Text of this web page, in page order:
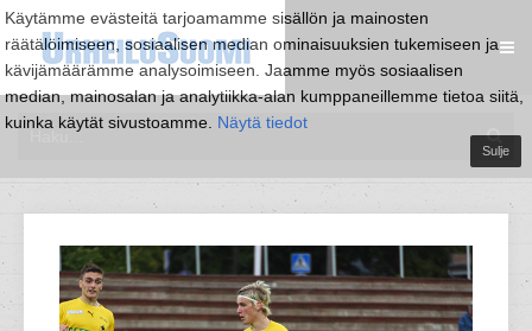
Käytämme evästeitä tarjoamamme sisällön ja mainosten
räätälöimiseen, sosiaalisen median ominaisuuksien tukemiseen ja
kävijämäärämme analysoimiseen. Jaamme myös sosiaalisen
median, mainosalan ja analytiikka-alan kumppaneillemme tietoa siitä,
kuinka käytät sivustoamme. Näytä tiedot
Sulje